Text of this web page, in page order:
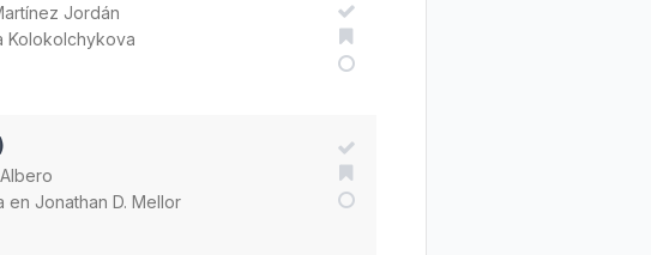
Jordán
Kolokolchykova
en Jonathan D. Mellor